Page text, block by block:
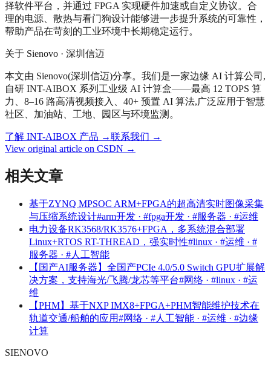
择软件平台，并通过 FPGA 实现硬件加速或自定义协议。合
理的电源、散热与看门狗设计能够进一步提升系统的可靠性，
帮助产品在苛刻的工业环境中长期稳定运行。
关于 Sienovo · 深圳信迈
本文由 Sienovo(深圳信迈)分享。我们是一家边缘 AI 计算公司,
自研 INT-AIBOX 系列工业级 AI 计算盒——最高 12 TOPS 算
力、8–16 路高清视频接入、40+ 预置 AI 算法,广泛应用于智慧
社区、加油站、工地、园区与环境监测。
了解 INT-AIBOX 产品 →联系我们 →
View original article on CSDN →
相关文章
基于ZYNQ MPSOC ARM+FPGA的超高清实时图像采集
与压缩系统设计#arm开发 · #fpga开发 · #服务器 · #运维
电力设备RK3568/RK3576+FPGA，多系统混合部署
Linux+RTOS RT-THREAD，强实时性#linux · #运维 · #
服务器 · #人工智能
【国产AI服务器】全国产PCIe 4.0/5.0 Switch GPU扩展解
决方案，支持海光/飞腾/龙芯等平台#网络 · #linux · #运
维
【PHM】基于NXP IMX8+FPGA+PHM智能维护技术在
轨道交通/船舶的应用#网络 · #人工智能 · #运维 · #边缘
计算
SIENOVO